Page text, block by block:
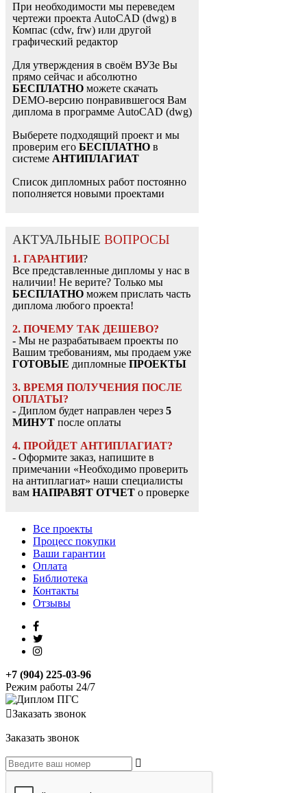
При необходимости мы переведем
чертежи проекта AutoCAD (dwg) в
Компас (cdw, frw) или другой
графический редактор
Для утверждения в своём ВУЗе Вы
прямо сейчас и абсолютно
БЕСПЛАТНО можете скачать
DEMO-версию понравившегося Вам
диплома в программе AutoCAD (dwg)
Выберете подходящий проект и мы
проверим его БЕСПЛАТНО в
системе АНТИПЛАГИАТ
Список дипломных работ постоянно
пополняется новыми проектами
АКТУАЛЬНЫЕ ВОПРОСЫ
1. ГАРАНТИИ?
Все представленные дипломы у нас в
наличии! Не верите? Только мы
БЕСПЛАТНО можем прислать часть
диплома любого проекта!
2. ПОЧЕМУ ТАК ДЕШЕВО?
- Мы не разрабатываем проекты по
Вашим требованиям, мы продаем уже
ГОТОВЫЕ дипломные ПРОЕКТЫ
3. ВРЕМЯ ПОЛУЧЕНИЯ ПОСЛЕ
ОПЛАТЫ?
- Диплом будет направлен через 5
МИНУТ после оплаты
4. ПРОЙДЕТ АНТИПЛАГИАТ?
- Оформите заказ, напишите в
примечании «Необходимо проверить
на антиплагиат» наши специалисты
вам НАПРАВЯТ ОТЧЕТ о проверке
Все проекты
Процесс покупки
Ваши гарантии
Оплата
Библиотека
Контакты
Отзывы
+7 (904) 225-03-96
Режим работы 24/7
Заказать звонок
Заказать звонок